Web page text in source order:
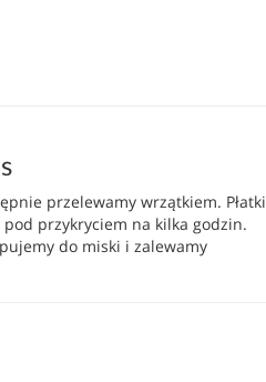
przelewamy wrzątkiem. Płatki
przykryciem na kilka godzin.
do miski i zalewamy